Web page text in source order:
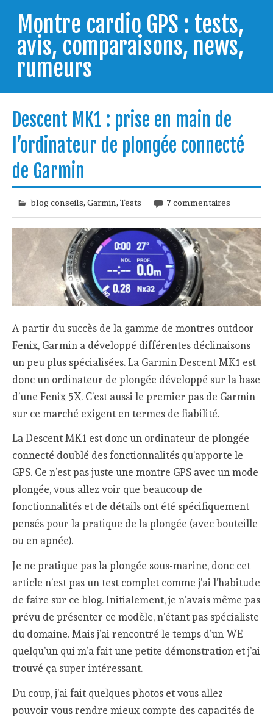
contentMontre cardio GPS : tests,
avis, comparaisons, news,
rumeurs
trouver celle qui répondra à vos besoins et
comprendre comment bien l'utiliser.
Descent MK1 : prise en main de
l’ordinateur de plongée connecté
de Garmin
blog conseils,Garmin,Tests 7 commentaires
A partir du succès de la gamme de montres outdoor
Fenix, Garmin a développé différentes déclinaisons
un peu plus spécialisées. La Garmin Descent MK1 est
donc un ordinateur de plongée développé sur la base
d’une Fenix 5X. C’est aussi le premier pas de Garmin
sur ce marché exigent en termes de fiabilité.
La Descent MK1 est donc un ordinateur de plongée
connecté doublé des fonctionnalités qu’apporte le
GPS. Ce n’est pas juste une montre GPS avec un mode
plongée, vous allez voir que beaucoup de
fonctionnalités et de détails ont été spécifiquement
pensés pour la pratique de la plongée (avec bouteille
ou en apnée).
Je ne pratique pas la plongée sous-marine, donc cet
article n’est pas un test complet comme j’ai l’habitude
de faire sur ce blog. Initialement, je n’avais même pas
prévu de présenter ce modèle, n’étant pas spécialiste
du domaine. Mais j’ai rencontré le temps d’un WE
quelqu’un qui m’a fait une petite démonstration et j’ai
trouvé ça super intéressant.
Du coup, j’ai fait quelques photos et vous allez
pouvoir vous rendre mieux compte des capacités de